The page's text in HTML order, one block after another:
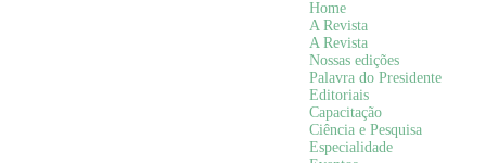
Home
A Revista
A Revista
Nossas edições
Palavra do Presidente
Editoriais
Capacitação
Ciência e Pesquisa
Especialidade